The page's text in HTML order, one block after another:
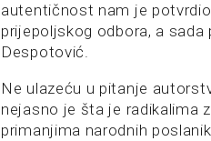
autentičnost nam je
prijepoljskog odbora, a
Despotović.
Ne ulazeću u pitanje
nejasno je šta je radikalima
primanjima narodnih